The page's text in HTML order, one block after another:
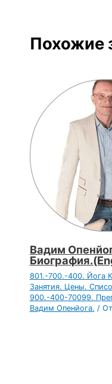
Похожие
Вадим
801.-700.-400. Йога
Занятия. Цены.
900.-400-70099.
Вадим Опенйога. / От